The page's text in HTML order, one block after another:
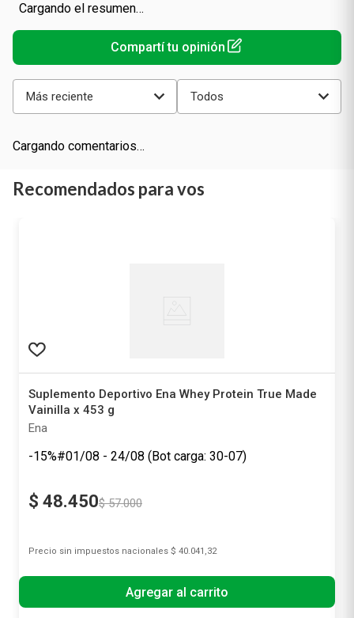
Cargando el resumen…
Más reciente Todos
Cargando comentarios…
Recomendados para vos
Suplemento Deportivo Ena Whey Protein True Made
Vainilla x 453 g
Ena
-15%#01/08 - 24/08 (Bot carga: 30-07)
$ 48.450$ 57.000
Precio sin impuestos nacionales $ 40.041,32
Agregar al carrito